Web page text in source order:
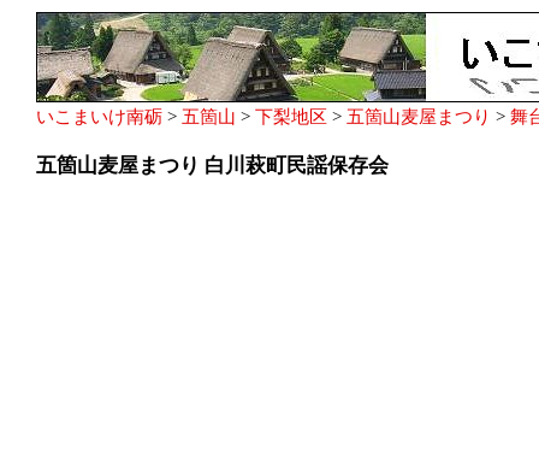
いこまいけ南砺 > 五箇山 > 下梨地区 > 五箇山麦屋まつり > 舞
五箇山麦屋まつり 白川萩町民謡保存会